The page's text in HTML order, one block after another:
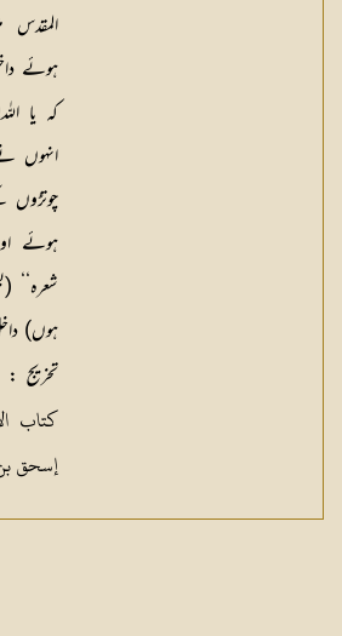
ہوئے
کہ یا
انہوں
چوتڑوں
ہوئے
شعرہ‘‘
ہوں)
تخریج :
إسحق